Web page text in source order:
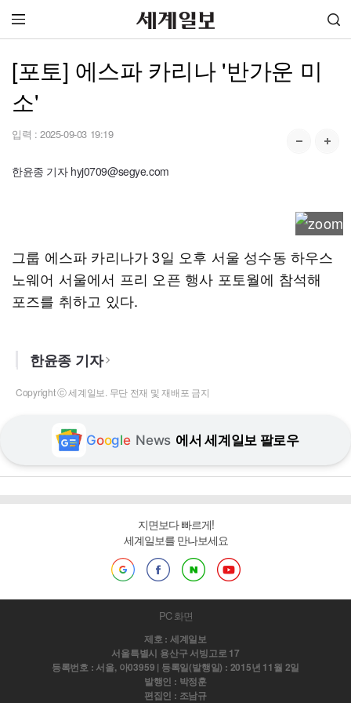
[포토] 에스파 카리나 '반가운 미
소'
입력 : 2025-09-03 19:19
한윤종 기자 hyj0709@segye.com
그룹 에스파 카리나가 3일 오후 서울 성수동 하우스
노웨어 서울에서 프리 오픈 행사 포토월에 참석해
포즈를 취하고 있다.
한윤종 기자
Copyright ⓒ 세계일보. 무단 전재 및 재배포 금지
Google News 에서 세계일보 팔로우
지면보다 빠르게!
세계일보를 만나보세요
PC 화면
제호 : 세계일보
서울특별시 용산구 서빙고로 17
등록번호 : 서울, 아03959 | 등록일(발행일) : 2015년 11월 2일
발행인 : 박정훈
편집인 : 조남규